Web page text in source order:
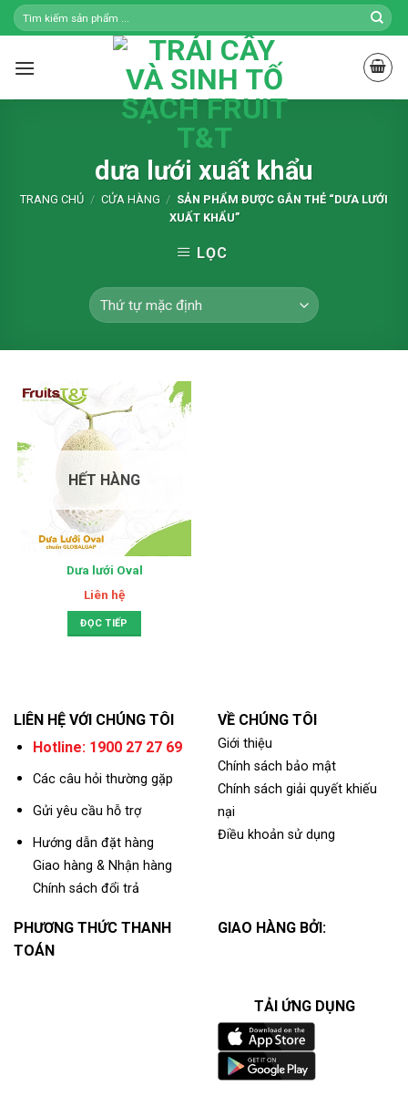
Skip
to
dưa lưới xuất khẩu
TRANG CHỦ / CỬA HÀNG / SẢN PHẨM ĐƯỢC GẮN THẺ “DƯA LƯỚI
XUẤT KHẨU”
LỌC
HẾT HÀNG
Dưa lưới Oval
Liên hệ
ĐỌC TIẾP
LIÊN HỆ VỚI CHÚNG TÔI
Hotline: 1900 27 27 69
Các câu hỏi thường gặp
Gửi yêu cầu hỗ trợ
Hướng dẫn đặt hàng
Giao hàng & Nhận hàng
Chính sách đổi trả
VỀ CHÚNG TÔI
Giới thiệu
Chính sách bảo mật
Chính sách giải quyết khiếu
nại
Điều khoản sử dụng
PHƯƠNG THỨC THANH
TOÁN
GIAO HÀNG BỞI:
TẢI ỨNG DỤNG